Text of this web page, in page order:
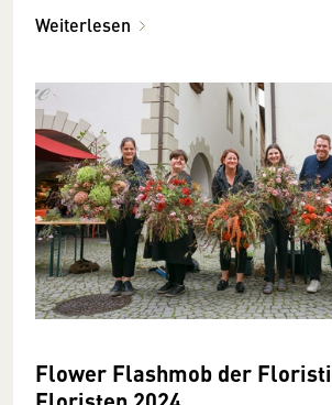
Weiterlesen
Flower Flashmob der